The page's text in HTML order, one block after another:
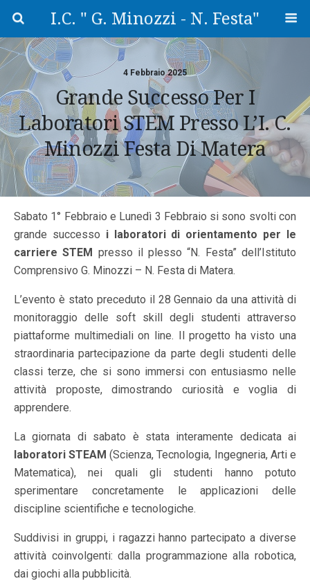
I.C. " G. Minozzi - N. Festa"
4 Febbraio 2025
Grande Successo Per I
Laboratori STEM Presso L’I. C.
Minozzi Festa Di Matera
Sabato 1° Febbraio e Lunedì 3 Febbraio si sono svolti con
grande successo i laboratori di orientamento per le
carriere STEM presso il plesso “N. Festa” dell’Istituto
Comprensivo G. Minozzi – N. Festa di Matera.
L’evento è stato preceduto il 28 Gennaio da una attività di
monitoraggio delle soft skill degli studenti attraverso
piattaforme multimediali on line. Il progetto ha visto una
straordinaria partecipazione da parte degli studenti delle
classi terze, che si sono immersi con entusiasmo nelle
attività proposte, dimostrando curiosità e voglia di
apprendere.
La giornata di sabato è stata interamente dedicata ai
laboratori STEAM (Scienza, Tecnologia, Ingegneria, Arti e
Matematica), nei quali gli studenti hanno potuto
sperimentare concretamente le applicazioni delle
discipline scientifiche e tecnologiche.
Suddivisi in gruppi, i ragazzi hanno partecipato a diverse
attività coinvolgenti: dalla programmazione alla robotica,
dai giochi alla pubblicità.